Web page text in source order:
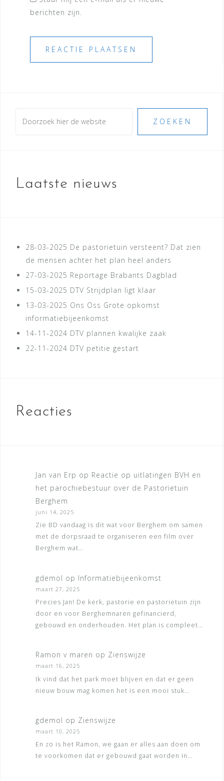
berichten zijn.
ZOEKEN
Laatste nieuws
28-03-2025 De pastorietuin versteent? Dat zien
de mensen achter het plan heel anders
27-03-2025 Reportage Brabants Dagblad
15-03-2025 DTV Strijdplan ligt klaar
13-03-2025 Ons Oss Grote opkomst
informatiebijeenkomst
14-11-2024 DTV plannen kwalijke zaak
22-11-2024 DTV petitie gestart
Reacties
Jan van Erp op Reactie op uitlatingen BVH en
het parochiebestuur over de Pastorietuin
Berghem
juni 14, 2025
Zie BD vandaag is dit wat voor Berghem om samen
met de dorpsraad te organiseren een film over
Berghem wat…
gdemol op Informatiebijeenkomst
maart 27, 2025
Precies Jan! De kerk, pastorie en pastorietuin zijn
door en voor Berghemnaren gefinancierd,
gebouwd en onderhouden. Het plan is compleet…
Ramon v maren op Zienswijze
maart 16, 2025
Ik vind dat het park moet blijven en dat er geen
nieuw bouw mag komen het is een mooi stuk…
gdemol op Zienswijze
maart 10, 2025
En zo is het Ramon, we gaan er alles aan doen om
te voorkomen dat er gebouwd gaat worden in…